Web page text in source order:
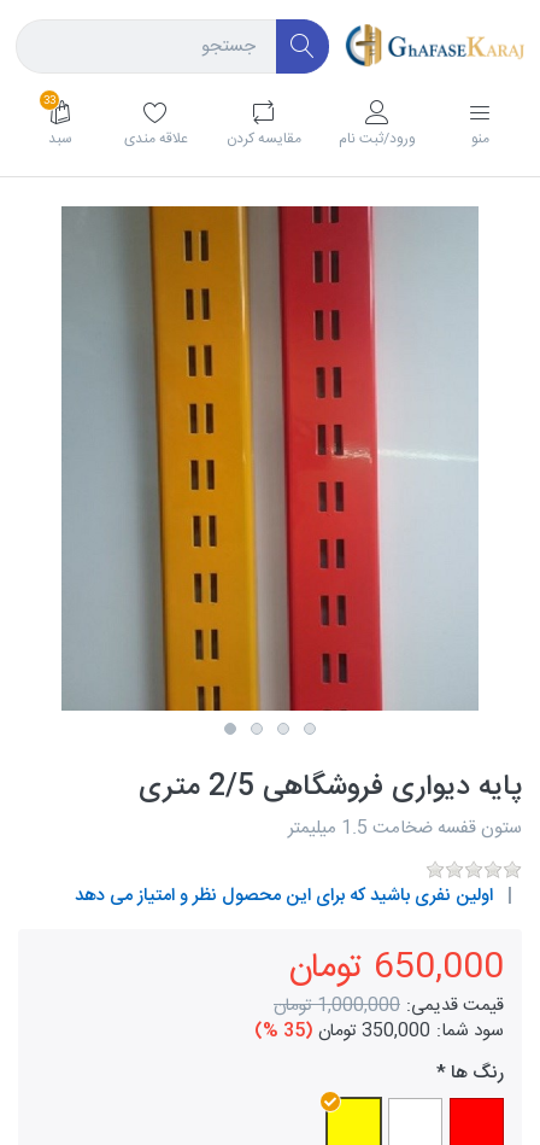
منو ورود/ثبت نام مقايسه كردن علاقه مندی
33
سبد
پایه دیواری فروشگاهی 2/5 متری
ستون قفسه ضخامت 1.5 میلیمتر
اولین نفری باشید که برای این محصول نظر و امتیاز می دهد
650,000 تومان
قیمت قدیمی: 1,000,000 تومان
سود شما: 350,000 تومان
(35 %)
رنگ ها